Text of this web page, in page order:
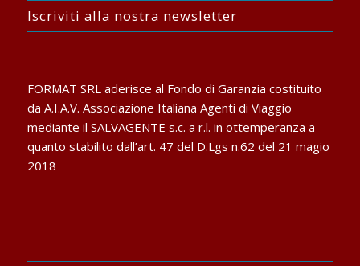
Iscriviti alla nostra newsletter
FORMAT SRL aderisce al Fondo di Garanzia costituito
da A.I.A.V. Associazione Italiana Agenti di Viaggio
mediante il SALVAGENTE s.c. a r.l. in ottemperanza a
quanto stabilito dall’art. 47 del D.Lgs n.62 del 21 magio
2018